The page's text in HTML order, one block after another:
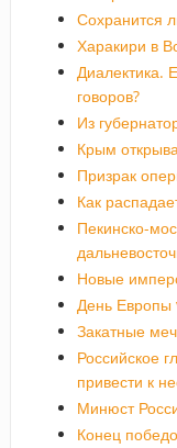
Сохранится
Харакири в
Диалектика.
говоров?
Из
Крым
Призрак
Как
Пекинско-
Новые
День Европы
Закатные
Российское
привести к
Минюст
Конец